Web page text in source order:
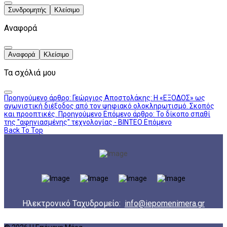
Συνδρομητής Κλείσιμο
Αναφορά
Αναφορά Κλείσιμο
Τα σχόλιά μου
Προηγούμενο άρθρο: Γεώργιος Αποστολάκης: Η «ΕΞΟΔΟΣ» ως
αγωνιστική διέξοδος από τον ψηφιακό ολοκληρωτισμό. Σκοπός
και προοπτικές. Προηγούμενο Επόμενο άρθρο: To δίκοπο σπαθί
της "αφηνιασμένης" τεχνολογίας - ΒΙΝΤΕΟ Επόμενο
Back To Top
Ηλεκτρονικό Ταχυδρομείο: info@iepomenimera.gr